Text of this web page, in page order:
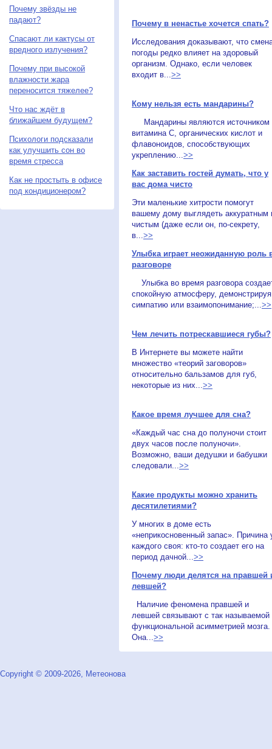
Почему звёзды не
падают?
Спасают ли кактусы от
вредного излучения?
Почему при высокой
влажности жара
переносится тяжелее?
Что нас ждёт в
ближайшем будущем?
Психологи подсказали
как улучшить сон во
время стресса
Как не простыть в офисе
под кондиционером?
Почему в ненастье хочется спать?
Исследования доказывают, что
погоды редко влияет на здоровый
организм. Однако, если человек
входит в...>>
Кому нельзя есть мандарины?
Мандарины являются источником
витамина C, органических кислот и
флавоноидов, способствующих
укреплению...>>
Как заставить гостей думать, что у
вас дома чисто
Эти маленькие хитрости помогут
вашему дому выглядеть аккуратным
чистым (даже если он, по-секрету,
в...>>
Улыбка играет неожиданную роль
разговоре
Улыбка во время разговора
спокойную атмосферу, демонстрируя
симпатию или взаимопонимание;...>>
Чем лечить потрескавшиеся губы?
В Интернете вы можете найти
множество «теорий заговоров»
относительно бальзамов для губ,
некоторые из них...>>
Какое время лучшее для сна?
«Каждый час сна до полуночи стоит
двух часов после полуночи».
Возможно, ваши дедушки и бабушки
следовали...>>
Какие продукты можно хранить
десятилетиями?
У многих в доме есть
«неприкосновенный запас». Причина
каждого своя: кто-то создает его на
период дачной...>>
Почему люди делятся на правшей
левшей?
Наличие феномена правшей и
левшей связывают с так называемой
функциональной асимметрией мозга.
Она...>>
Copyright © 2009-2026, Метеонова